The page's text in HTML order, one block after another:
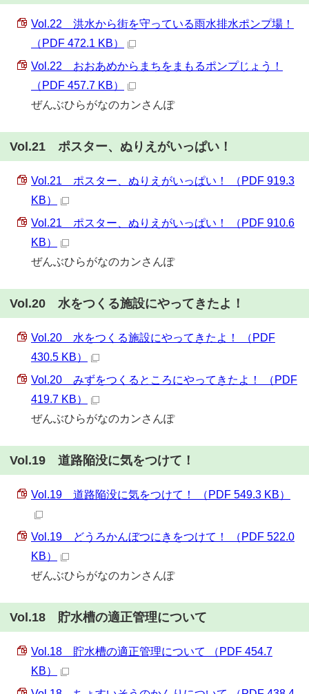
Vol.22 洪水から街を守っている雨水排水ポンプ場！
（PDF 472.1 KB）
Vol.22 おおあめからまちをまもるポンプじょう！
（PDF 457.7 KB）
ぜんぶひらがなのカンさんぽ
Vol.21 ポスター、ぬりえがいっぱい！
Vol.21 ポスター、ぬりえがいっぱい！ （PDF 919.3
KB）
Vol.21 ポスター、ぬりえがいっぱい！ （PDF 910.6
KB）
ぜんぶひらがなのカンさんぽ
Vol.20 水をつくる施設にやってきたよ！
Vol.20 水をつくる施設にやってきたよ！ （PDF
430.5 KB）
Vol.20 みずをつくるところにやってきたよ！ （PDF
419.7 KB）
ぜんぶひらがなのカンさんぽ
Vol.19 道路陥没に気をつけて！
Vol.19 道路陥没に気をつけて！ （PDF 549.3 KB）
Vol.19 どうろかんぼつにきをつけて！ （PDF 522.0
KB）
ぜんぶひらがなのカンさんぽ
Vol.18 貯水槽の適正管理について
Vol.18 貯水槽の適正管理について （PDF 454.7
KB）